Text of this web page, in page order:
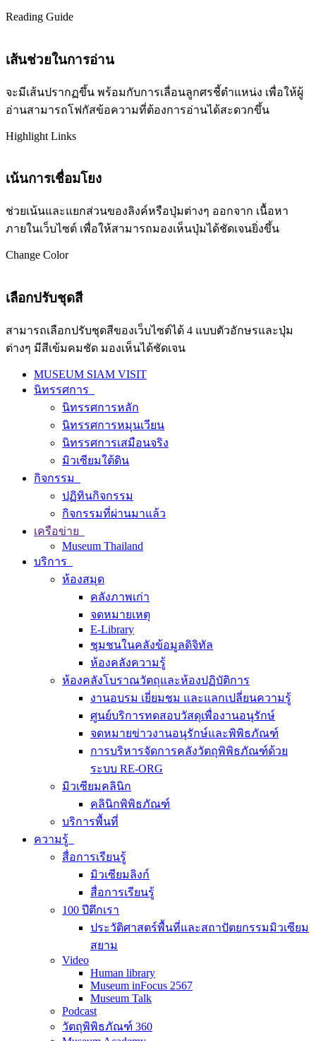
Reading Guide
เส้นช่วยในการอ่าน
จะมีเส้นปรากฏขึ้น พร้อมกับการเลื่อนลูกศรชี้ตำแหน่ง เพื่อให้ผู้
อ่านสามารถโฟกัสข้อความที่ต้องการอ่านได้สะดวกขึ้น
Highlight Links
เน้นการเชื่อมโยง
ช่วยเน้นและแยกส่วนของลิงค์หรือปุ่มต่างๆ ออกจาก เนื้อหา
ภายในเว็บไซต์ เพื่อให้สามารถมองเห็นปุ่มได้ชัดเจนยิ่งขึ้น
Change Color
เลือกปรับชุดสี
สามารถเลือกปรับชุดสีของเว็บไซต์ได้ 4 แบบตัวอักษรและปุ่ม
ต่างๆ มีสีเข้มคมชัด มองเห็นได้ชัดเจน
MUSEUM SIAM VISIT
นิทรรศการ
นิทรรศการหลัก
นิทรรศการหมุนเวียน
นิทรรศการเสมือนจริง
มิวเซียมใต้ดิน
กิจกรรม
ปฏิทินกิจกรรม
กิจกรรมที่ผ่านมาแล้ว
เครือข่าย
Museum Thailand
บริการ
ห้องสมุด
คลังภาพเก่า
จดหมายเหตุ
E-Library
ชุมชนในคลังข้อมูลดิจิทัล
ห้องคลังความรู้
ห้องคลังโบราณวัตถุและห้องปฏิบัติการ
งานอบรม เยี่ยมชม และแลกเปลี่ยนความรู้
ศูนย์บริการทดสอบวัสดุเพื่องานอนุรักษ์
จดหมายข่าวงานอนุรักษ์และพิพิธภัณฑ์
การบริหารจัดการคลังวัตถุพิพิธภัณฑ์ด้วย
ระบบ RE-ORG
มิวเซียมคลินิก
คลินิกพิพิธภัณฑ์
บริการพื้นที่
ความรู้
สื่อการเรียนรู้
มิวเซียมลิงก์
สื่อการเรียนรู้
100 ปีตึกเรา
ประวัติศาสตร์พื้นที่และสถาปัตยกรรมมิวเซียม
สยาม
Video
Human library
Museum inFocus 2567
Museum Talk
Podcast
วัตถุพิพิธภัณฑ์ 360